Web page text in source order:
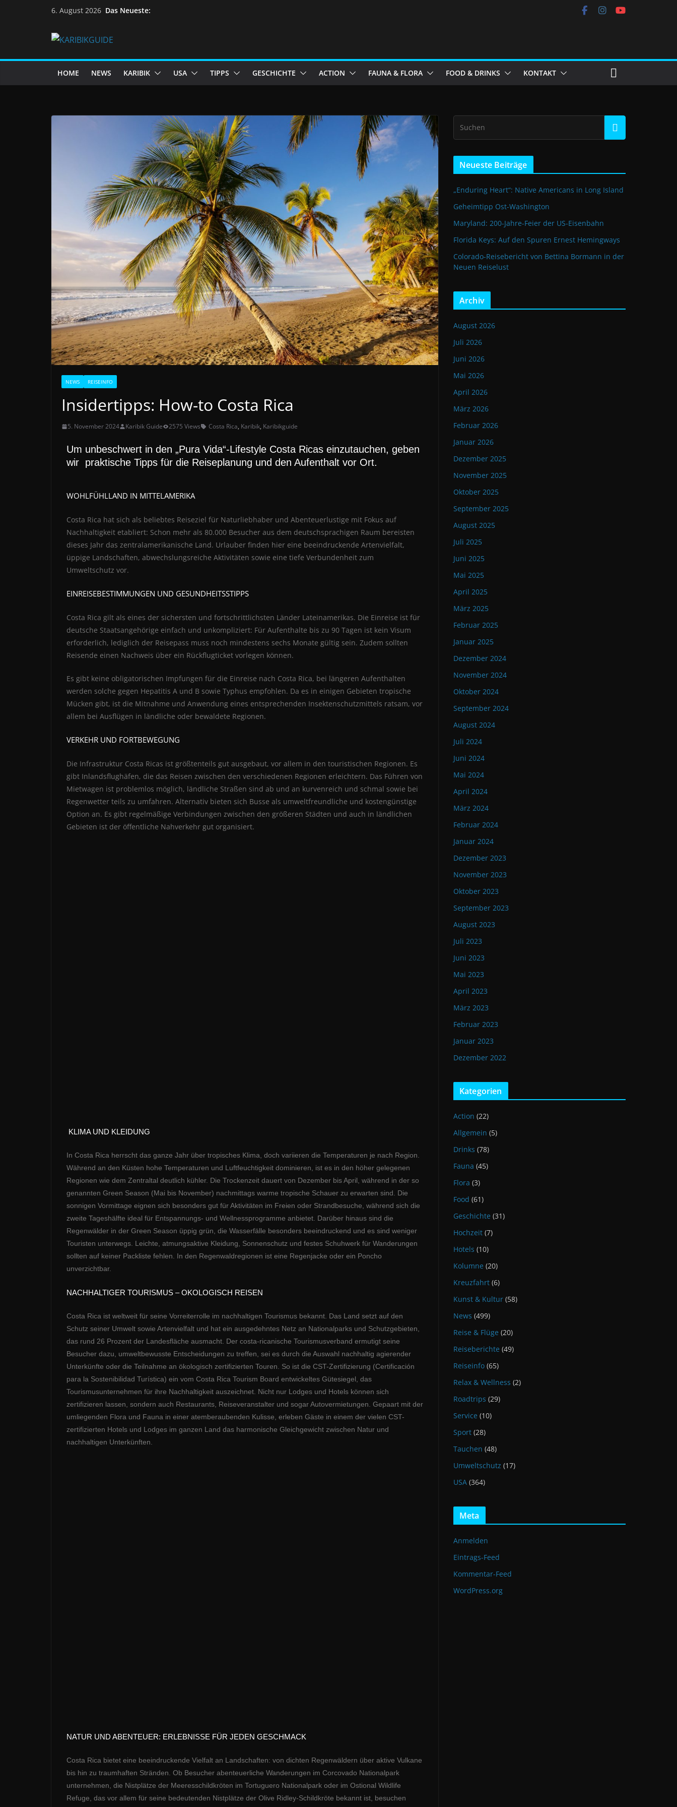
6. August 2026 Das Neueste:
HOME NEWS KARIBIK USA TIPPS GESCHICHTE ACTION FAUNA & FLORA FOOD & DRINKS KONTAKT
NEWS REISEINFO
Insidertipps: How-to Costa Rica
5. November 2024 Karibik Guide 2575 Views Costa Rica, Karibik, Karibikguide
Um unbeschwert in den „Pura Vida“-Lifestyle Costa Ricas einzutauchen, geben
wir praktische Tipps für die Reiseplanung und den Aufenthalt vor Ort.
WOHLFÜHLLAND IN MITTELAMERIKA
Costa Rica hat sich als beliebtes Reiseziel für Naturliebhaber und Abenteuerlustige mit Fokus auf
Nachhaltigkeit etabliert: Schon mehr als 80.000 Besucher aus dem deutschsprachigen Raum bereisten
dieses Jahr das zentralamerikanische Land. Urlauber finden hier eine beeindruckende Artenvielfalt,
üppige Landschaften, abwechslungsreiche Aktivitäten sowie eine tiefe Verbundenheit zum
Umweltschutz vor.
EINREISEBESTIMMUNGEN UND GESUNDHEITSSTIPPS
Costa Rica gilt als eines der sichersten und fortschrittlichsten Länder Lateinamerikas. Die Einreise ist für
deutsche Staatsangehörige einfach und unkompliziert: Für Aufenthalte bis zu 90 Tagen ist kein Visum
erforderlich, lediglich der Reisepass muss noch mindestens sechs Monate gültig sein. Zudem sollten
Reisende einen Nachweis über ein Rückflugticket vorlegen können.
Es gibt keine obligatorischen Impfungen für die Einreise nach Costa Rica, bei längeren Aufenthalten
werden solche gegen Hepatitis A und B sowie Typhus empfohlen. Da es in einigen Gebieten tropische
Mücken gibt, ist die Mitnahme und Anwendung eines entsprechenden Insektenschutzmittels ratsam, vor
allem bei Ausflügen in ländliche oder bewaldete Regionen.
VERKEHR UND FORTBEWEGUNG
Die Infrastruktur Costa Ricas ist größtenteils gut ausgebaut, vor allem in den touristischen Regionen. Es
gibt Inlandsflughäfen, die das Reisen zwischen den verschiedenen Regionen erleichtern. Das Führen von
Mietwagen ist problemlos möglich, ländliche Straßen sind ab und an kurvenreich und schmal sowie bei
Regenwetter teils zu umfahren. Alternativ bieten sich Busse als umweltfreundliche und kostengünstige
Option an. Es gibt regelmäßige Verbindungen zwischen den größeren Städten und auch in ländlichen
Gebieten ist der öffentliche Nahverkehr gut organisiert.
KLIMA UND KLEIDUNG
In Costa Rica herrscht das ganze Jahr über tropisches Klima, doch variieren die Temperaturen je nach Region.
Während an den Küsten hohe Temperaturen und Luftfeuchtigkeit dominieren, ist es in den höher gelegenen
Regionen wie dem Zentraltal deutlich kühler. Die Trockenzeit dauert von Dezember bis April, während in der so
genannten Green Season (Mai bis November) nachmittags warme tropische Schauer zu erwarten sind. Die
sonnigen Vormittage eignen sich besonders gut für Aktivitäten im Freien oder Strandbesuche, während sich die
zweite Tageshälfte ideal für Entspannungs- und Wellnessprogramme anbietet. Darüber hinaus sind die
Regenwälder in der Green Season üppig grün, die Wasserfälle besonders beeindruckend und es sind weniger
Touristen unterwegs. Leichte, atmungsaktive Kleidung, Sonnenschutz und festes Schuhwerk für Wanderungen
sollten auf keiner Packliste fehlen. In den Regenwaldregionen ist eine Regenjacke oder ein Poncho
unverzichtbar.
NACHHALTIGER TOURISMUS – OKOLOGISCH REISEN
Costa Rica ist weltweit für seine Vorreiterrolle im nachhaltigen Tourismus bekannt. Das Land setzt auf den
Schutz seiner Umwelt sowie Artenvielfalt und hat ein ausgedehntes Netz an Nationalparks und Schutzgebieten,
das rund 26 Prozent der Landesfläche ausmacht. Der costa-ricanische Tourismusverband ermutigt seine
Besucher dazu, umweltbewusste Entscheidungen zu treffen, sei es durch die Auswahl nachhaltig agierender
Unterkünfte oder die Teilnahme an ökologisch zertifizierten Touren. So ist die CST-Zertifizierung (Certificación
para la Sostenibilidad Turística) ein vom Costa Rica Tourism Board entwickeltes Gütesiegel, das
Tourismusunternehmen für ihre Nachhaltigkeit auszeichnet. Nicht nur Lodges und Hotels können sich
zertifizieren lassen, sondern auch Restaurants, Reiseveranstalter und sogar Autovermietungen. Gepaart mit der
umliegenden Flora und Fauna in einer atemberaubenden Kulisse, erleben Gäste in einem der vielen CST-
zertifizierten Hotels und Lodges im ganzen Land das harmonische Gleichgewicht zwischen Natur und
nachhaltigen Unterkünften.
NATUR UND ABENTEUER: ERLEBNISSE FÜR JEDEN GESCHMACK
Costa Rica bietet eine beeindruckende Vielfalt an Landschaften: von dichten Regenwäldern über aktive Vulkane
bis hin zu traumhaften Stränden. Ob Besucher abenteuerliche Wanderungen im Corcovado Nationalpark
unternehmen, die Nistplätze der Meeresschildkröten im Tortuguero Nationalpark oder im Ostional Wildlife
Refuge, das vor allem für seine bedeutenden Nistplätze der Olive Ridley-Schildkröte bekannt ist, besuchen
Neueste Beiträge
„Enduring Heart“: Native Americans in Long Island
Geheimtipp Ost-Washington
Maryland: 200-Jahre-Feier der US-Eisenbahn
Florida Keys: Auf den Spuren Ernest Hemingways
Colorado-Reisebericht von Bettina Bormann in der
Neuen Reiselust
Archiv
August 2026
Juli 2026
Juni 2026
Mai 2026
April 2026
März 2026
Februar 2026
Januar 2026
Dezember 2025
November 2025
Oktober 2025
September 2025
August 2025
Juli 2025
Juni 2025
Mai 2025
April 2025
März 2025
Februar 2025
Januar 2025
Dezember 2024
November 2024
Oktober 2024
September 2024
August 2024
Juli 2024
Juni 2024
Mai 2024
April 2024
März 2024
Februar 2024
Januar 2024
Dezember 2023
November 2023
Oktober 2023
September 2023
August 2023
Juli 2023
Juni 2023
Mai 2023
April 2023
März 2023
Februar 2023
Januar 2023
Dezember 2022
Kategorien
Action (22)
Allgemein (5)
Drinks (78)
Fauna (45)
Flora (3)
Food (61)
Geschichte (31)
Hochzeit (7)
Hotels (10)
Kolumne (20)
Kreuzfahrt (6)
Kunst & Kultur (58)
News (499)
Reise & Flüge (20)
Reiseberichte (49)
Reiseinfo (65)
Relax & Wellness (2)
Roadtrips (29)
Service (10)
Sport (28)
Tauchen (48)
Umweltschutz (17)
USA (364)
Meta
Anmelden
Eintrags-Feed
Kommentar-Feed
WordPress.org